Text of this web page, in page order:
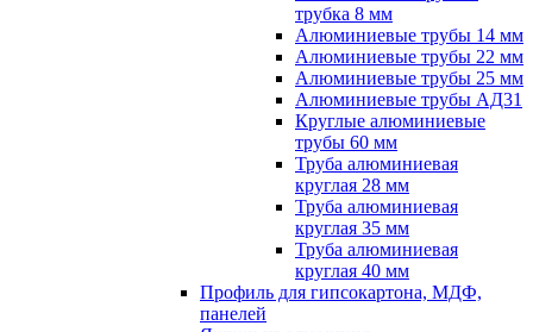
трубка 8 мм
Алюминиевые трубы 14 мм
Алюминиевые трубы 22 мм
Алюминиевые трубы 25 мм
Алюминиевые трубы АД31
Круглые алюминиевые
трубы 60 мм
Труба алюминиевая
круглая 28 мм
Труба алюминиевая
круглая 35 мм
Труба алюминиевая
круглая 40 мм
Профиль для гипсокартона, МДФ,
панелей